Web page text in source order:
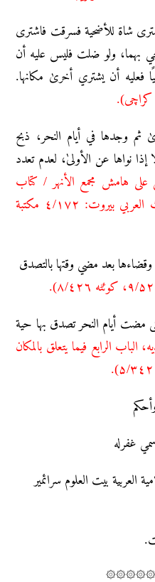
شاة للأضحیة فسرقت فاشتری
بهما، ولو ضلت فلیس علیه أن
فعلیه أن یشتري أخریٰ مکانها.
وجدها في أیام النحر، ذبح
إذا نواها عن الأولیٰ، لعدم تعدد
علی هامش مجمع الأنهر / کتاب
الأضحیة ۲/۵۲۰، دار إحیاء التراث العربي بیروت: ٤/۱۷۲ مکتبة
وقضاءها بعد مضي وقتها بالتصدق
مضت أیام النحر تصدق بها حیة
الباب الرابع فیما یتعلق بالمکان
غفرله
العربية بيت العلوم سرائمير